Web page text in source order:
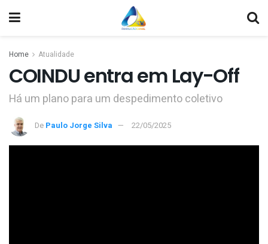
Home Atualidade
COINDU entra em Lay-Off
Há um plano para um despedimento coletivo
De Paulo Jorge Silva 22/05/2025